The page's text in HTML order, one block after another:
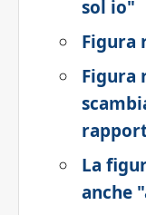
sol io"
Figura
Figura
La
anche